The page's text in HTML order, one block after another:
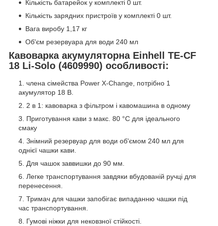
Кількість батарейок у комплекті 0 шт.
Кількість зарядних пристроїв у комплекті 0 шт.
Вага виробу 1,17 кг
Об'єм резервуара для води 240 мл
Кавоварка акумуляторна Einhell TE-CF
18 Li-Solo (4609990) особливості:
члена сімейства Power X-Change, потрібно 1
акумулятор 18 В.
2 в 1: кавоварка з фільтром і кавомашина в одному
Приготування кави з макс. 80 °C для ідеального
смаку
Знімний резервуар для води об'ємом 240 мл для
однієї чашки кави.
Для чашок заввишки до 90 мм.
Легке транспортування завдяки вбудованій ручці для
перенесення.
Тримач для чашки запобігає випаданню чашки під
час транспортування.
Гумові ніжки для нековзної стійкості.